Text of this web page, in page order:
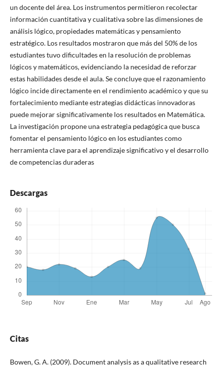
un docente del área. Los instrumentos permitieron recolectar
información cuantitativa y cualitativa sobre las dimensiones de
análisis lógico, propiedades matemáticas y pensamiento
estratégico. Los resultados mostraron que más del 50% de los
estudiantes tuvo dificultades en la resolución de problemas
lógicos y matemáticos, evidenciando la necesidad de reforzar
estas habilidades desde el aula. Se concluye que el razonamiento
lógico incide directamente en el rendimiento académico y que su
fortalecimiento mediante estrategias didácticas innovadoras
puede mejorar significativamente los resultados en Matemática.
La investigación propone una estrategia pedagógica que busca
fomentar el pensamiento lógico en los estudiantes como
herramienta clave para el aprendizaje significativo y el desarrollo
de competencias duraderas
Descargas
Citas
Bowen, G. A. (2009). Document analysis as a qualitative research